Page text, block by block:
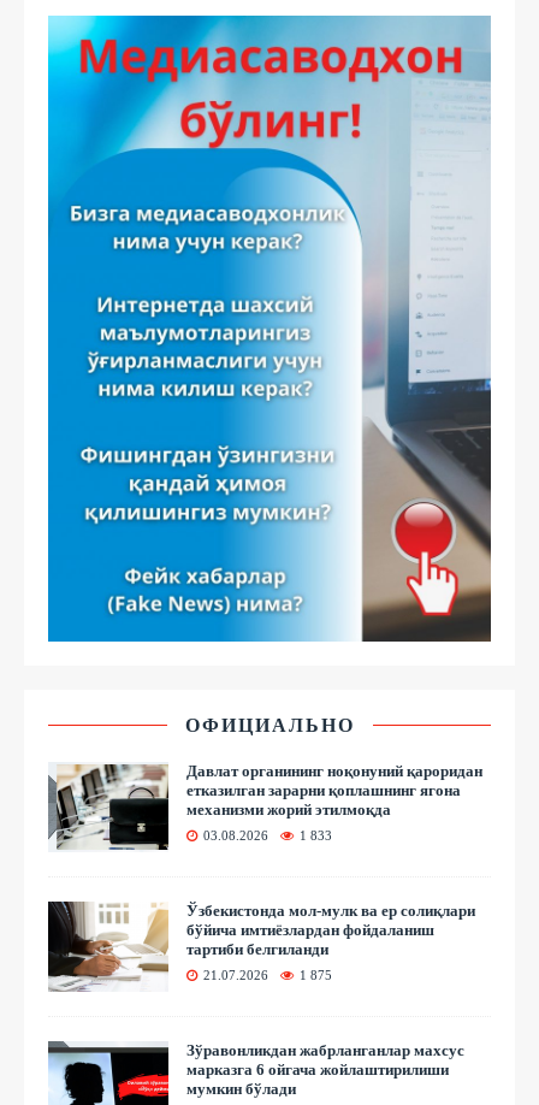
ОФИЦИАЛЬНО
Давлат органининг ноқонуний қароридан
етказилган зарарни қоплашнинг ягона
механизми жорий этилмоқда
03.08.2026 1 833
Ўзбекистонда мол-мулк ва ер солиқлари
бўйича имтиёзлардан фойдаланиш
тартиби белгиланди
21.07.2026 1 875
Зўравонликдан жабрланганлар махсус
марказга 6 ойгача жойлаштирилиши
мумкин бўлади